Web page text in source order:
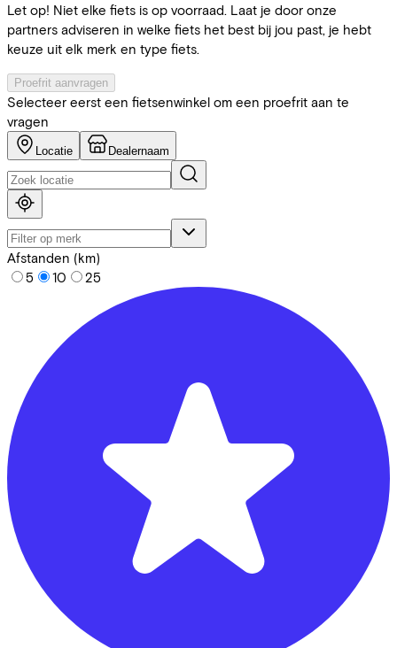
Let op! Niet elke fiets is op voorraad. Laat je door onze
partners adviseren in welke fiets het best bij jou past, je hebt
keuze uit elk merk en type fiets.
Proefrit aanvragen
Selecteer eerst een fietsenwinkel om een proefrit aan te
vragen
Locatie Dealernaam
Afstanden (km)
5
10 25